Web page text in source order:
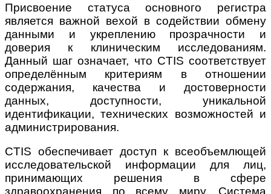
Присвоение статуса основного регистра
является важной вехой в содействии обмену
данными и укреплению прозрачности и
доверия к клиническим исследованиям.
Данный шаг означает, что CTIS соответствует
определённым критериям в отношении
содержания, качества и достоверности
данных, доступности, уникальной
идентификации, технических возможностей и
администрирования.
CTIS обеспечивает доступ к всеобъемлющей
исследовательской информации для лиц,
принимающих решения в сфере
здравоохранения по всему миру. Система